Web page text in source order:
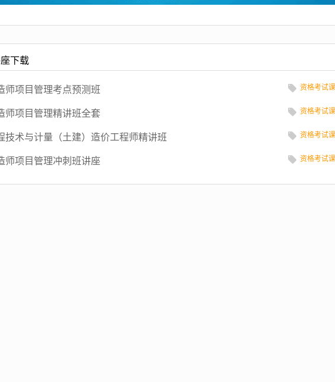
下载
师项目管理考点预测班 资格考试
师项目管理精讲班全套 资格考试
技术与计量（土建）造价工程师精讲班 资格考试
师项目管理冲刺班讲座 资格考试